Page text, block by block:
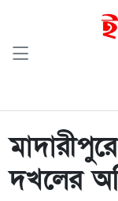
দখলের